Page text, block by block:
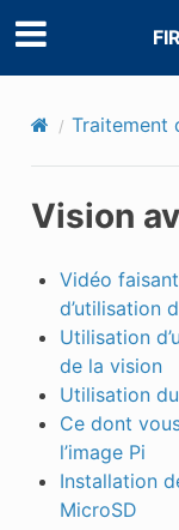
Traitement
Vision
Vidéo
d’utilisation
Utilisation
de la vision
Utilisation
Ce dont
l’image Pi
Installation
MicroSD